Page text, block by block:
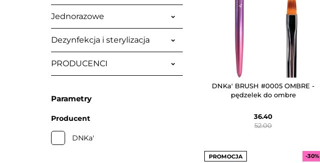
Jednorazowe
Dezynfekcja i sterylizacja
PRODUCENCI
Parametry
Producent
DNKa'
DNKa' BRUSH #0005 OMBRE -
pędzelek do ombre
36.40
52.00
PROMOCJA -30%